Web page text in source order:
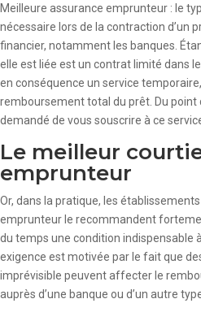
Meilleure assurance emprunteur : le
nécessaire lors de la contraction d’un
financier, notamment les banques.
elle est liée est un contrat limité dans
en conséquence un service
remboursement total du prêt. Du point
demandé de vous souscrire à ce
Le meilleur
emprunteur
Or, dans la pratique, les
emprunteur le recommandent
du temps une condition indispensable
exigence est motivée par le fait que
imprévisible peuvent affecter le
auprès d’une banque ou d’un autre